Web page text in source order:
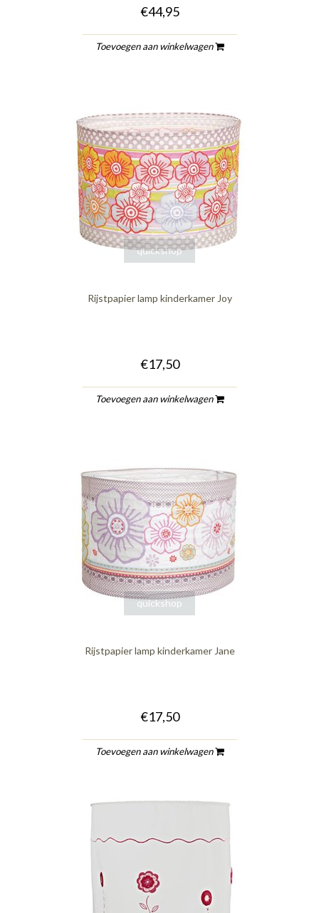
€44,95
Toevoegen aan winkelwagen
quickshop
Rijstpapier lamp kinderkamer Joy
€17,50
Toevoegen aan winkelwagen
quickshop
Rijstpapier lamp kinderkamer Jane
€17,50
Toevoegen aan winkelwagen